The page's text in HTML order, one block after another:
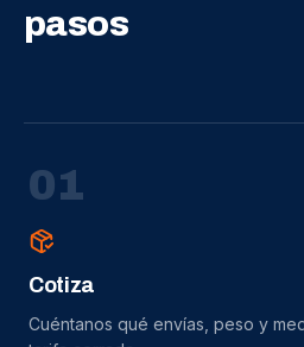
pasos
01
Cotiza
Cuéntanos qué envías, peso y